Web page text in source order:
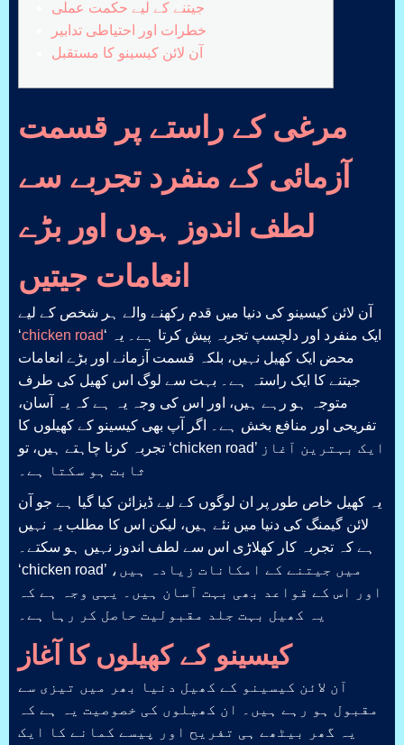
جیتنے کے لیے حکمت عملی
خطرات اور احتیاطی تدابیر
آن لائن کیسینو کا مستقبل
مرغی کے راستے پر قسمت
آزمائی کے منفرد تجربے سے
لطف اندوز ہوں اور بڑے
انعامات جیتیں
آن لائن کیسینو کی دنیا میں قدم رکھنے والے ہر شخص کے لیے
‘chicken road‘ ایک منفرد اور دلچسپ تجربہ پیش کرتا ہے۔ یہ
محض ایک کھیل نہیں، بلکہ قسمت آزمانے اور بڑے انعامات
جیتنے کا ایک راستہ ہے۔ بہت سے لوگ اس کھیل کی طرف
متوجہ ہو رہے ہیں، اور اس کی وجہ یہ ہے کہ یہ آسان،
تفریحی اور منافع بخش ہے۔ اگر آپ بھی کیسینو کے کھیلوں کا
تجربہ کرنا چاہتے ہیں، تو ‘chicken road’ ایک بہترین آغاز
ثابت ہو سکتا ہے۔
یہ کھیل خاص طور پر ان لوگوں کے لیے ڈیزائن کیا گیا ہے جو آن
لائن گیمنگ کی دنیا میں نئے ہیں، لیکن اس کا مطلب یہ نہیں
ہے کہ تجربہ کار کھلاڑی اس سے لطف اندوز نہیں ہو سکتے۔
‘chicken road’ میں جیتنے کے امکانات زیادہ ہیں،
اور اس کے قواعد بھی بہت آسان ہیں۔ یہی وجہ ہے کہ
یہ کھیل بہت جلد مقبولیت حاصل کر رہا ہے۔
کیسینو کے کھیلوں کا آغاز
آن لائن کیسینو کے کھیل دنیا بھر میں تیزی سے
مقبول ہو رہے ہیں۔ ان کھیلوں کی خصوصیت یہ ہے کہ
یہ گھر بیٹھے ہی تفریح اور پیسے کمانے کا ایک